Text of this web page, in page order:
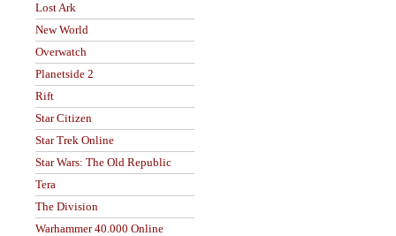
Lost Ark
New World
Overwatch
Planetside 2
Rift
Star Citizen
Star Trek Online
Star Wars: The Old Republic
Tera
The Division
Warhammer 40.000 Online